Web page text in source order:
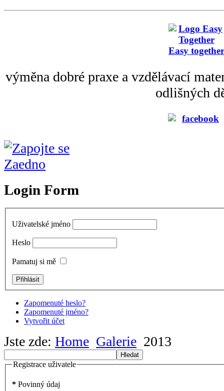
Easy together
výměna dobré praxe a vzdělávací
odlišných
Login Form
Uživatelské jméno
Heslo
Pamatuj si mě
Zapomenuté heslo?
Zapomenuté jméno?
Vytvořit účet
Jste zde: Home Galerie 2013
Hledat
Registrace uživatele
* Povinný údaj